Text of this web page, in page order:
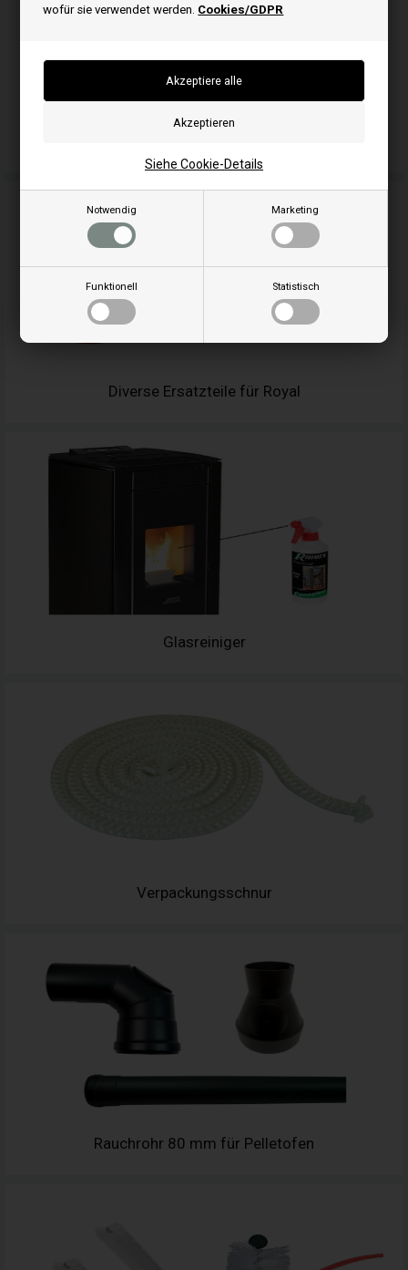
wofür sie verwendet werden. Cookies/GDPR
Notwendig Marketing
Funktionell Statistisch
Siehe Cookie-Details
Diverse Ersatzteile für Royal
Glasreiniger
Verpackungsschnur
Rauchrohr 80 mm für Pelletofen